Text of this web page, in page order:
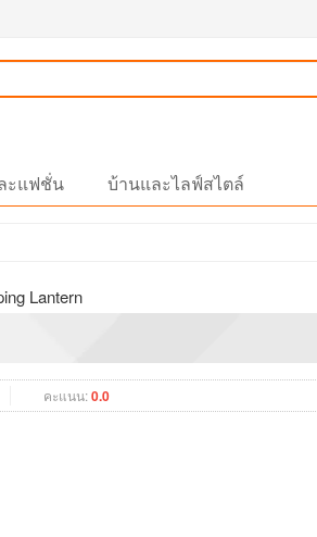
ะแฟชั่น บ้านและไลฟ์สไตล์
Lantern
คะแนน:0.0